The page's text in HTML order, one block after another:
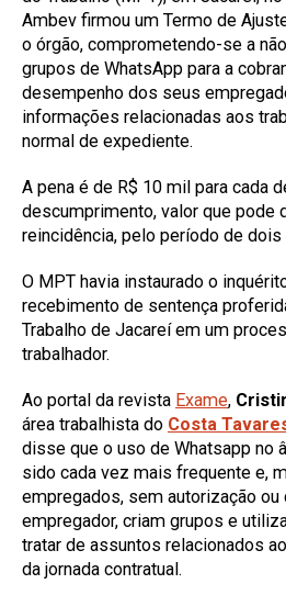
Ambev firmou um Termo de
o órgão, comprometendo-se a
grupos de WhatsApp para a
desempenho dos seus
informações relacionadas aos
normal de expediente.
A pena é de R$ 10 mil para cada
descumprimento, valor que pode
reincidência, pelo período de dois
O MPT havia instaurado o
recebimento de sentença
Trabalho de Jacareí em um
trabalhador.
Ao portal da revista Exame,
área trabalhista do Costa
disse que o uso de Whatsapp no
sido cada vez mais frequente e,
empregados, sem autorização ou
empregador, criam grupos e
tratar de assuntos relacionados
da jornada contratual.